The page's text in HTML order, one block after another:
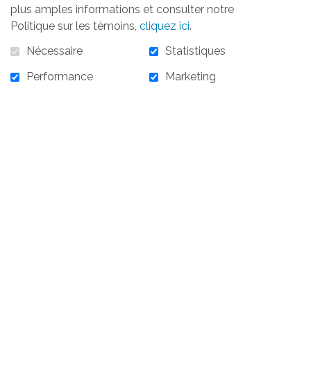
Filtrer pour l'année
Il n'y a aucune archive.
plus amples informations et consulter notre
Politique sur les témoins, cliquez ici.
Nécessaire
Statistiques
Performance
Marketing